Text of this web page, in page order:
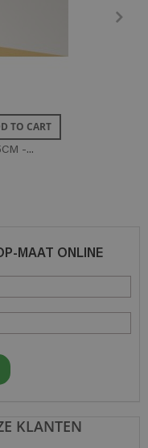
TO CART
-...
MAAT ONLINE
KLANTEN